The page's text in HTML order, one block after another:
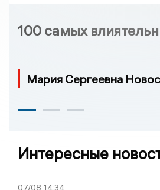
100 самых
Мария Сергеевна
Интересные
07/08 14:34